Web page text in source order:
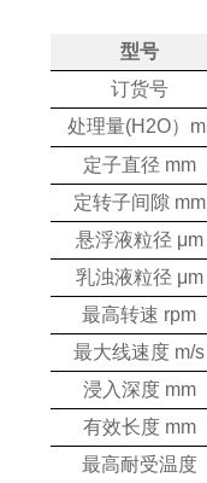
型号
订货号
处理量(H2O） ml
定子直径 mm
定转子间隙 mm
悬浮液粒径 μm
乳浊液粒径 μm
最高转速 rpm
最大线速度 m/s
浸入深度 mm
有效长度 mm
最高耐受温度